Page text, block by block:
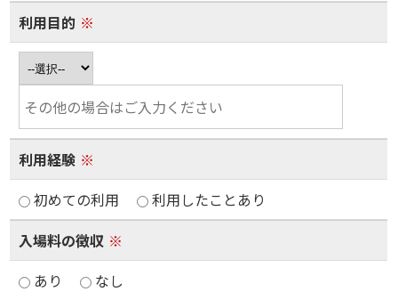
利用目的 ※
利用経験 ※
初めての利用
利用したことあり
入場料の徴収 ※
あり
なし